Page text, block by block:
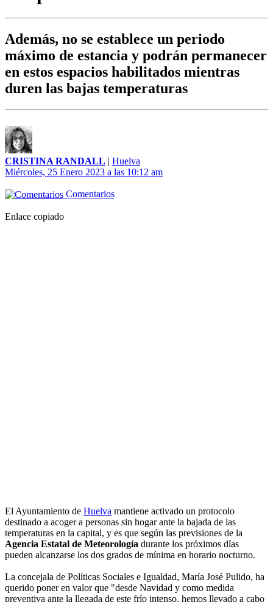
Además, no se establece un periodo
máximo de estancia y podrán permanecer
en estos espacios habilitados mientras
duren las bajas temperaturas
CRISTINA RANDALL | Huelva
Miércoles, 25 Enero 2023 a las 10:12 am
Comentarios
Enlace copiado
El Ayuntamiento de Huelva mantiene activado un protocolo
destinado a acoger a personas sin hogar ante la bajada de las
temperaturas en la capital, y es que según las previsiones de la
Agencia Estatal de Meteorología durante los próximos días
pueden alcanzarse los dos grados de mínima en horario nocturno.
La concejala de Políticas Sociales e Igualdad, María José Pulido, ha
querido poner en valor que "desde Navidad y como medida
preventiva ante la llegada de este frío intenso, hemos llevado a cabo